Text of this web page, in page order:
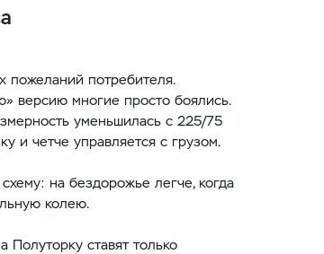
пожеланий потребителя.
версию многие просто боялись.
уменьшилась с 225/75
и четче управляется с грузом.
на бездорожье легче, когда
колею.
Полуторку ставят только